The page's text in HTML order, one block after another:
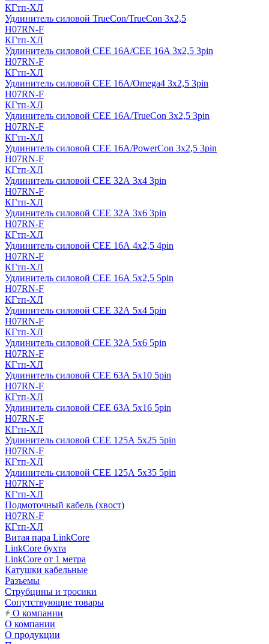
КГтп-ХЛ
Удлинитель силовой TrueCon/TrueCon 3х2,5
H07RN-F
КГтп-ХЛ
Удлинитель силовой CEE 16A/CEE 16A 3х2,5 3pin
H07RN-F
КГтп-ХЛ
Удлинитель силовой CEE 16A/Omega4 3х2,5 3pin
H07RN-F
КГтп-ХЛ
Удлинитель силовой CEE 16A/TrueCon 3х2,5 3pin
H07RN-F
КГтп-ХЛ
Удлинитель силовой CEE 16A/PowerCon 3х2,5 3pin
H07RN-F
КГтп-ХЛ
Удлинитель силовой CEE 32А 3х4 3pin
H07RN-F
КГтп-ХЛ
Удлинитель силовой CEE 32А 3х6 3pin
H07RN-F
КГтп-ХЛ
Удлинитель силовой CEE 16А 4х2,5 4pin
H07RN-F
КГтп-ХЛ
Удлинитель силовой CEE 16А 5x2,5 5pin
H07RN-F
КГтп-ХЛ
Удлинитель силовой CEE 32А 5x4 5pin
H07RN-F
КГтп-ХЛ
Удлинитель силовой CEE 32А 5x6 5pin
H07RN-F
КГтп-ХЛ
Удлинитель силовой CEE 63А 5x10 5pin
H07RN-F
КГтп-ХЛ
Удлинитель силовой CEE 63А 5x16 5pin
H07RN-F
КГтп-ХЛ
Удлинитель силовой CEE 125А 5x25 5pin
H07RN-F
КГтп-ХЛ
Удлинитель силовой CEE 125А 5x35 5pin
H07RN-F
КГтп-ХЛ
Подмоточный кабель (хвост)
H07RN-F
КГтп-ХЛ
Витая пара LinkCore
LinkCore бухта
LinkCore от 1 метра
Катушки кабельные
Разъемы
Струбцины и тросики
Сопутствующие товары
О компании
О компании
О продукции